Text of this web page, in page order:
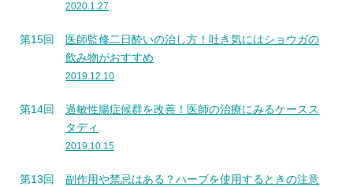
2020.1.27
第15回
医師監修二日酔いの治し方！吐き気にはショウガの
飲み物がおすすめ
2019.12.10
第14回
過敏性腸症候群を改善！医師の治療にみるケースス
タディ
2019.10.15
第13回
副作用や禁忌はある？ハーブを使用するときの注意